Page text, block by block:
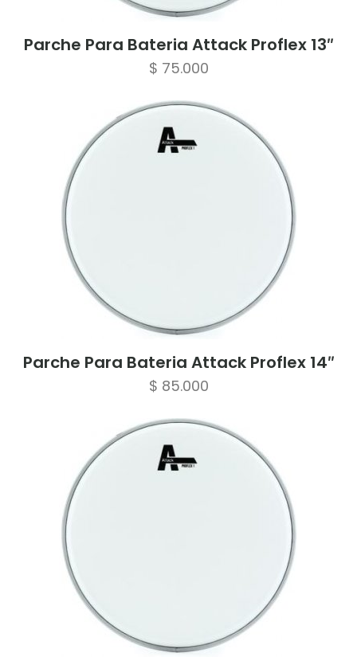
Parche Para Bateria Attack Proflex 13″
$ 75.000
Parche Para Bateria Attack Proflex 14″
$ 85.000